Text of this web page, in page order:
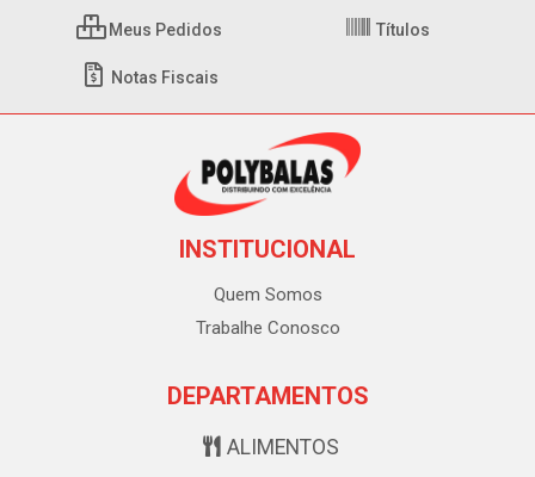
Meus Pedidos Títulos
Notas Fiscais
INSTITUCIONAL
Quem Somos
Trabalhe Conosco
DEPARTAMENTOS
ALIMENTOS